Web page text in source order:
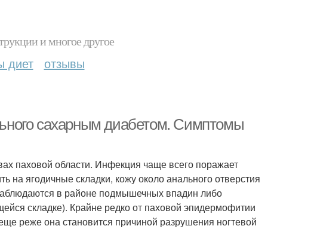
и многое другое
диет отзывы
сахарным диабетом. Симптомы
паховой области. Инфекция чаще всего поражает
на ягодичные складки, кожу около анального отверстия
в районе подмышечных впадин либо
складке). Крайне редко от паховой эпидермофитии
реже она становится причиной разрушения ногтевой